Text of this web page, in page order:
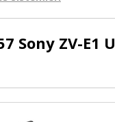
Sony ZV-E1